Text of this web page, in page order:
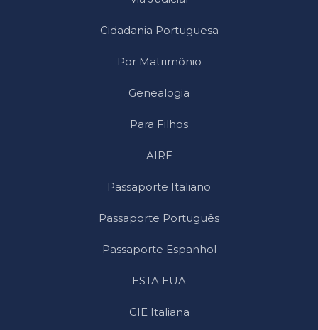
Cidadania Portuguesa
Por Matrimônio
Genealogia
Para Filhos
AIRE
Passaporte Italiano
Passaporte Português
Passaporte Espanhol
ESTA EUA
CIE Italiana